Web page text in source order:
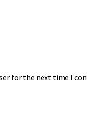
for the next time I